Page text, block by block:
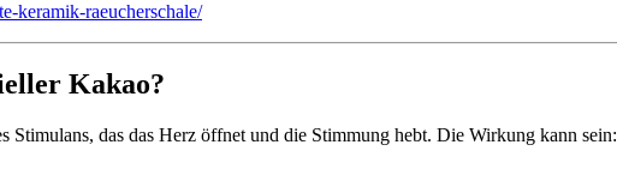
keramik-raeucherschale/
Kakao?
Stimulans, das das Herz öffnet und die Stimmung hebt. Die Wirkung kann sein: